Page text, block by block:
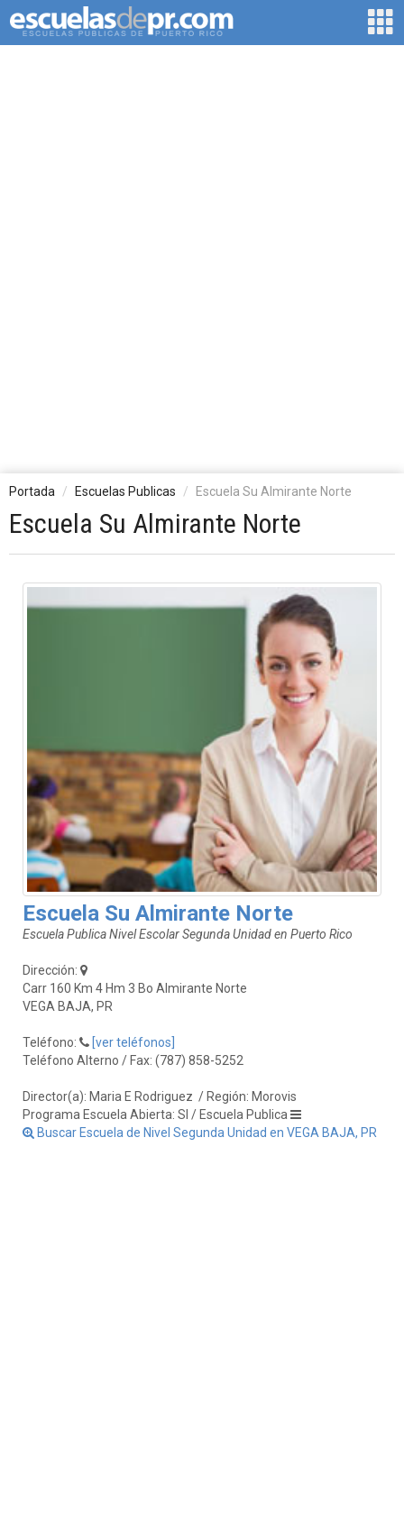
Portada Escuelas Publicas Escuela Su Almirante Norte
Escuela Su Almirante Norte
Escuela Su Almirante Norte
Escuela Publica Nivel Escolar Segunda Unidad en Puerto Rico
Dirección:
Carr 160 Km 4 Hm 3 Bo Almirante Norte
VEGA BAJA, PR
Teléfono:
[ver teléfonos]
Teléfono Alterno / Fax: (787) 858-5252
Director(a): Maria E Rodriguez / Región: Morovis
Programa Escuela Abierta: SI / Escuela Publica
Buscar Escuela de Nivel Segunda Unidad en VEGA BAJA, PR